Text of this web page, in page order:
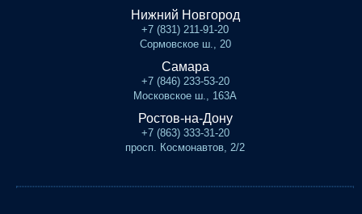
Нижний Новгород
+7 (831) 211-91-20
Сормовское ш., 20
Самара
+7 (846) 233-53-20
Московское ш., 163А
Ростов-на-Дону
+7 (863) 333-31-20
просп. Космонавтов, 2/2